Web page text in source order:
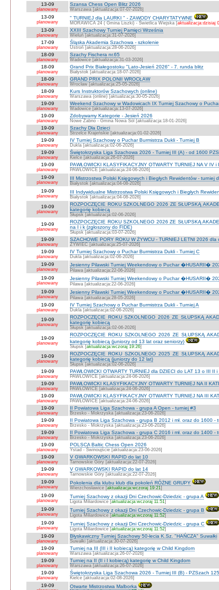
13-09
planowany
Szansa Chess Open Blitz 2026
Warszawa [aktualizacja:07-07-2026]
13-09
planowany
" TURNIEJ dla LAURKI " - ZAWODY CHARYTATYWNE
MORAWICA 24 ( Gmina Liszki) - Świetlica Wiejska [aktualizacja:dzisiaj
13-09
planowany
XXIII Szachowy Turniej Pamięci Września
Wieluń [aktualizacja:31-07-2026]
17-09
planowany
Śląska Akademia Szachowa - szkolenie
Ustroń [aktualizacja:28-06-2026]
18-09
planowany
Szachy Fischera nr.65
Wadowice [aktualizacja:31-03-2026]
18-09
planowany
Grand Prix Białegostoku "Lato-Jesień 2026" - 7. runda blitz
Białystok [aktualizacja:18-07-2026]
18-09
planowany
GRAND PRIX POLONII WROCŁAW
Wrocław [aktualizacja:25-05-2026]
18-09
planowany
Kurs Instruktorów Szachowych (online)
Warszawa (online) [aktualizacja:30-05-2026]
19-09
planowany
Weekend Szachowy w Wadowicach IX Turniej Szachowy o
Wadowice [aktualizacja:13-07-2026]
19-09
planowany
Zdobywamy Kategorie - Jesień 2026
Nowe Żabno - Gmina Nowa Sól [aktualizacja:18-01-2026]
19-09
planowany
Szachy Dla Dzieci
Strzelce Krajeńskie [aktualizacja:01-02-2026]
19-09
planowany
IV Turniej Szachowy o Puchar Burmistrza Dukli - Turniej B
Dukla [aktualizacja:02-06-2026]
19-09
planowany
Świętokrzyska Liga Szachowa 2026 - Turniej III (A) - od 1600
Kielce [aktualizacja:26-07-2026]
19-09
planowany
PAWŁOWICKI KLASYFIKACYJNY OTWARTY TURNIEJ NA V IV i
PAWŁOWICE [aktualizacja:24-06-2026]
19-09
planowany
III Mistrzostwa Polski Księgowych i Biegłych Rewidentów - turniej
Białystok [aktualizacja:04-08-2026]
19-09
planowany
III Indywidualne Mistrzostwa Polski Księgowych i Biegłych
Białystok [aktualizacja:04-08-2026]
19-09
planowany
ROZPOCZĘCIE ROKU SZKOLNEGO 2026 ZE SŁUPSKĄ
kategorię kobiecą
Słupsk [aktualizacja:02-06-2026]
19-09
planowany
ROZPOCZĘCIE ROKU SZKOLNEGO 2026 ZE SŁUPSKĄ
na I i k (zgłoszony do FIDE)
Słupsk [aktualizacja:03-07-2026]
19-09
planowany
SZACHOWE PORY ROKU W ŻYWCU - TURNIEJ LETNI 2026 dla
ŻYWIEC [aktualizacja:25-07-2026]
19-09
planowany
IV Turniej Szachowy o Puchar Burmistrza Dukli - Turniej C
Dukla [aktualizacja:02-06-2026]
19-09
planowany
Jesienny Pilawski Turniej Weekendowy o Puchar �HUSARII�
Pilawa [aktualizacja:22-06-2026]
19-09
planowany
Jesienny Pilawski Turniej Weekendowy o Puchar �HUSARII�
Pilawa [aktualizacja:22-06-2026]
19-09
planowany
Jesienny Pilawski Turniej Weekendowy o Puchar �HUSARII�
Pilawa [aktualizacja:28-05-2026]
19-09
planowany
IV Turniej Szachowy o Puchar Burmistrza Dukli - Turniej A
Dukla [aktualizacja:02-06-2026]
19-09
planowany
ROZPOCZĘCIE ROKU SZKOLNEGO 2026 ZE SŁUPSKĄ
kategorię kobiecą
Słupsk [aktualizacja:02-06-2026]
19-09
planowany
ROZPOCZĘCIE ROKU SZKOLNEGO 2026 ZE SŁUPSKĄ
kategorię kobiecą (juniorzy od 13 lat oraz seniorzy)
Słupsk [aktualizacja:wczoraj 19:26]
19-09
planowany
ROZPOCZĘCIE ROKU SZKOLNEGO 2025 ZE SŁUPSKĄ
kategorię kobiecą (juniorzy do 12 lat)
Słupsk [aktualizacja:02-06-2026]
19-09
planowany
PAWŁOWICKI OTWARTY TURNIEJ dla DZIECI do LAT 13 o III II
PAWŁOWICE [aktualizacja:24-06-2026]
19-09
planowany
PAWŁOWICKI KLASYFIKACYJNY OTWARTY TURNIEJ NA II
PAWŁOWICE [aktualizacja:24-06-2026]
19-09
planowany
PAWŁOWICKI KLASYFIKACYJNY OTWARTY TURNIEJ NA III
PAWŁOWICE [aktualizacja:24-06-2026]
19-09
planowany
II Powiatowa Liga Szachowa - grupa A Open - turniej #3
Brzesko - Mokrzyska [aktualizacja:23-06-2026]
19-09
planowany
II Powiatowa Liga Szachowa - grupa B 2012 i mł. oraz do 1600 -
Brzesko - Mokrzyska [aktualizacja:23-06-2026]
19-09
planowany
II Powiatowa Liga Szachowa - grupa C 2016 i mł. oraz do 1400 -
Brzesko - Mokrzyska [aktualizacja:23-06-2026]
19-09
planowany
POLSCA Baltic Chess Open 2026
Ystad - Świnoujście [aktualizacja:23-06-2026]
19-09
planowany
V GWARKOWSKI RAPID do lat 10
Tarnowskie Góry [aktualizacja:22-07-2026]
19-09
planowany
V GWARKOWSKI RAPID do lat 14
Tarnowskie Góry [aktualizacja:22-07-2026]
19-09
planowany
Pokolenia dla klubu klub dla pokoleń RÓŻNE GRUPY
Wierzchosławice [aktualizacja:wczoraj 19:21]
19-09
planowany
Turniej Szachowy z okazji Dni Czechowic-Dziedzic - grupa A
Ligota Miliardowice [aktualizacja:wczoraj 11:51]
19-09
planowany
Turniej Szachowy z okazji Dni Czechowic-Dziedzic - grupa B
Ligota Miliardowice [aktualizacja:wczoraj 11:52]
19-09
planowany
Turniej Szachowy z okazji Dni Czechowic-Dziedzic - grupa C
Ligota Miliardowice [aktualizacja:wczoraj 11:52]
19-09
planowany
Błyskawiczny Turniej Szachowy 50-lecia K.Sz. "HAŃCZA" Suwałki
Suwałki [aktualizacja:30-07-2026]
19-09
planowany
Turniej na III (III i II kobiecą) kategorię w Child Kingdom
Warszawa [aktualizacja:26-07-2026]
19-09
planowany
Turniej na II (II i I kobiecą) kategorię w Child Kingdom
Warszawa [aktualizacja:26-07-2026]
19-09
planowany
Świętokrzyska Liga Szachowa 2026 - Turniej III (B) - PZSzach
Kielce [aktualizacja:02-08-2026]
19-09 Otwarte Mistrzostwa Malborka